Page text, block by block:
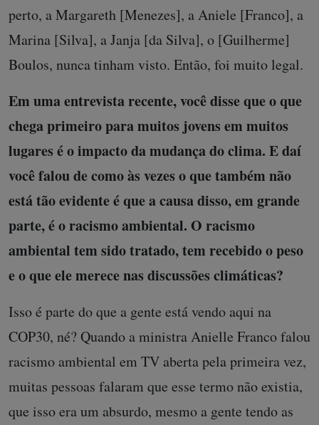
perto, a Margareth [Menezes], a Aniele [Franco], a
Marina [Silva], a Janja [da Silva], o [Guilherme]
Boulos, nunca tinham visto. Então, foi muito legal.
Em uma entrevista recente, você disse que o que
chega primeiro para muitos jovens em muitos
lugares é o impacto da mudança do clima. E daí
você falou de como às vezes o que também não
está tão evidente é que a causa disso, em grande
parte, é o racismo ambiental. O racismo
ambiental tem sido tratado, tem recebido o peso
e o que ele merece nas discussões climáticas?
Isso é parte do que a gente está vendo aqui na
COP30, né? Quando a ministra Anielle Franco falou
racismo ambiental em TV aberta pela primeira vez,
muitas pessoas falaram que esse termo não existia,
que isso era um absurdo, mesmo a gente tendo as